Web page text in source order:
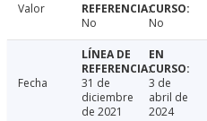
Valor
No
No
Fecha
31 de
diciembre
de 2021
3 de
abril de
2024